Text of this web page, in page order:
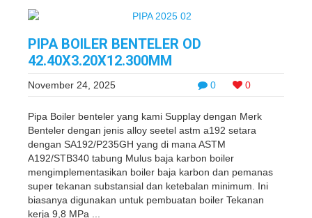
PIPA BOILER BENTELER OD
42.40X3.20X12.300MM
0 0
November 24, 2025
Pipa Boiler benteler yang kami Supplay dengan Merk
Benteler dengan jenis alloy seetel astm a192 setara
dengan SA192/P235GH yang di mana ASTM
A192/STB340 tabung Mulus baja karbon boiler
mengimplementasikan boiler baja karbon dan pemanas
super tekanan substansial dan ketebalan minimum. Ini
biasanya digunakan untuk pembuatan boiler Tekanan
kerja 9,8 MPa ...